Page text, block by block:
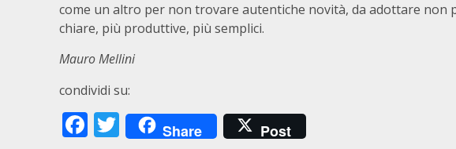
come un altro per non trovare autentiche novità, da adottare non
chiare, più produttive, più semplici.
Mauro Mellini
condividi su:
Facebook
Twitter
Share Post